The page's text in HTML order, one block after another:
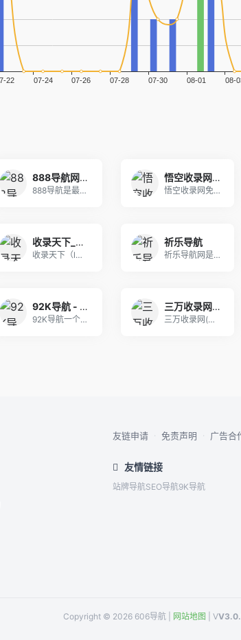
888导航网-网站收录-网址收录-网址导航-收录网站-自助广告系统
888导航是最新的网址导航程序，自动秒收录，自动
悟空收录网 - 网址导航大全 | 网站免费收录 | 软文外链发布平台
悟空收录网免费提供网站目录提交、收集正规的优秀网
收录天下_网站收录提交_自动秒收录_分类目录网
收录天下（lwls.cn）是一个优秀的开放式分类
祈乐导航
祈乐导航网是昆明祈乐网络科技有限公司旗下导航，励
92K导航 - 免费自动秒收录网址导航
92K导航一个免费自动收录优秀网站的网址导航，为
三万收录网_分类目录网_免费网站目录_网站收录_网址提交_免费收录网站
三万收录网(www.3wnm.cn)分类目录，免
友链申请 · 免责声明 · 广告合
友情链接
站牌导航SEO导航9K导航
Copyright © 2026 606导航 | 网站地图 | V